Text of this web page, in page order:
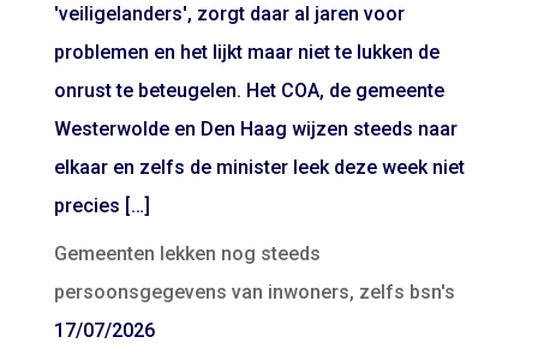
'veiligelanders', zorgt daar al jaren voor
problemen en het lijkt maar niet te lukken de
onrust te beteugelen. Het COA, de gemeente
Westerwolde en Den Haag wijzen steeds naar
elkaar en zelfs de minister leek deze week niet
precies […]
Gemeenten lekken nog steeds
persoonsgegevens van inwoners, zelfs bsn's
17/07/2026